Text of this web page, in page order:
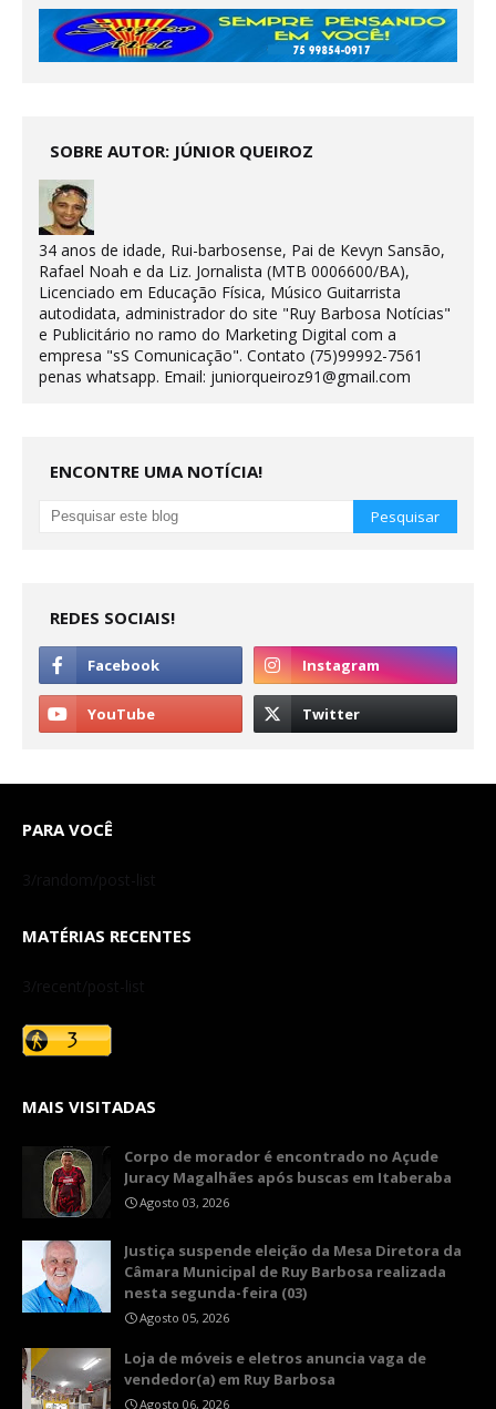
SOBRE AUTOR: JÚNIOR QUEIROZ
34 anos de idade, Rui-barbosense, Pai de Kevyn Sansão,
Rafael Noah e da Liz. Jornalista (MTB 0006600/BA),
Licenciado em Educação Física, Músico Guitarrista
autodidata, administrador do site "Ruy Barbosa Notícias"
e Publicitário no ramo do Marketing Digital com a
empresa "sS Comunicação". Contato (75)99992-7561
penas whatsapp. Email: juniorqueiroz91@gmail.com
ENCONTRE UMA NOTÍCIA!
REDES SOCIAIS!
PARA VOCÊ
3/random/post-list
MATÉRIAS RECENTES
3/recent/post-list
MAIS VISITADAS
Corpo de morador é encontrado no Açude
Juracy Magalhães após buscas em Itaberaba
Agosto 03, 2026
​Justiça suspende eleição da Mesa Diretora da
Câmara Municipal de Ruy Barbosa realizada
nesta segunda-feira (03)
Agosto 05, 2026
Loja de móveis e eletros anuncia vaga de
vendedor(a) em Ruy Barbosa
Agosto 06, 2026